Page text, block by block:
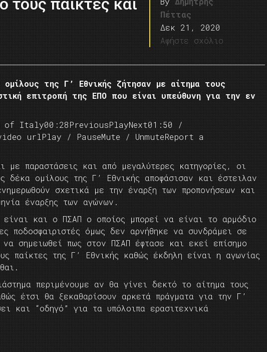
τους παίκτες και
Πέττας
Δεκ 21, 2020
Αφήστε σχόλιο
της Γ’ Εθνικής ζήτησαν με αίτημα τους
επιτροπή της ΕΠΟ που είναι υπεύθυνη για την εν
of Italy00:28PreviousPlayNext01:50 /
urlPlay / PauseMute / UnmuteReport a
με παραστάσεις και από μεγαλύτερες κατηγορίες, οι
δέκα ομίλους της Γ’ Εθνικής αποφάσισαν και έστειλαν
σχετικά με την έναρξη των προπονήσεων και
έναρξης των αγώνων.
είναι και ο ΠΣΑΠ ο οποίος μπορεί να είναι το αρμόδιο
ποδοσφαιριστές όμως δεν αρνήθηκε να συνδράμει σε
σημειωθεί πως στον ΠΣΑΠ έφτασε και εκεί επίσημο
παίκτες της Γ’ Εθνικής καθώς έκδηλη είναι η αγωνίας
περιμένουμε αν θα γίνει δεκτό το αίτημα τους
έτσι θα ξεκαθαρίσουν αρκετά πράγματα για την Γ’
και “οδηγό” για τα υπόλοιπα ερασιτεχνικά